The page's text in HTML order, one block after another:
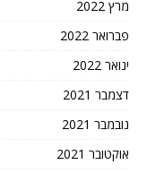
מרץ 2022
פברואר 2022
ינואר 2022
דצמבר 2021
נובמבר 2021
אוקטובר 2021